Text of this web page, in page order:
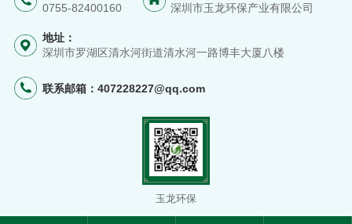
0755-82400160
深圳市玉龙环保产业有限公司
地址：
深圳市罗湖区清水河街道清水河一路博丰大厦八楼
联系邮箱： 407228227@qq.com
玉龙环保